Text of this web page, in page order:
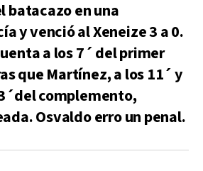
batacazo en una
y venció al Xeneize 3 a 0.
a los 7´ del primer
que Martínez, a los 11´ y
complemento,
Osvaldo erro un penal.